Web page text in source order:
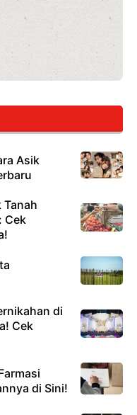
Buka Restoran
Asik
Tanah
Cek
di
Cek
di Sini!